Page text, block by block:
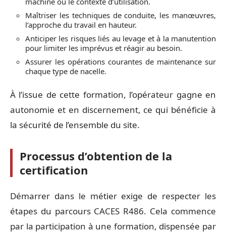
Maîtriser les techniques de conduite, les manœuvres,
l’approche du travail en hauteur.
Anticiper les risques liés au levage et à la manutention
pour limiter les imprévus et réagir au besoin.
Assurer les opérations courantes de maintenance sur
chaque type de nacelle.
À l’issue de cette formation, l’opérateur gagne en
autonomie et en discernement, ce qui bénéficie à
la sécurité de l’ensemble du site.
Processus d’obtention de la
certification
Démarrer dans le métier exige de respecter les
étapes du parcours CACES R486. Cela commence
par la participation à une formation, dispensée par